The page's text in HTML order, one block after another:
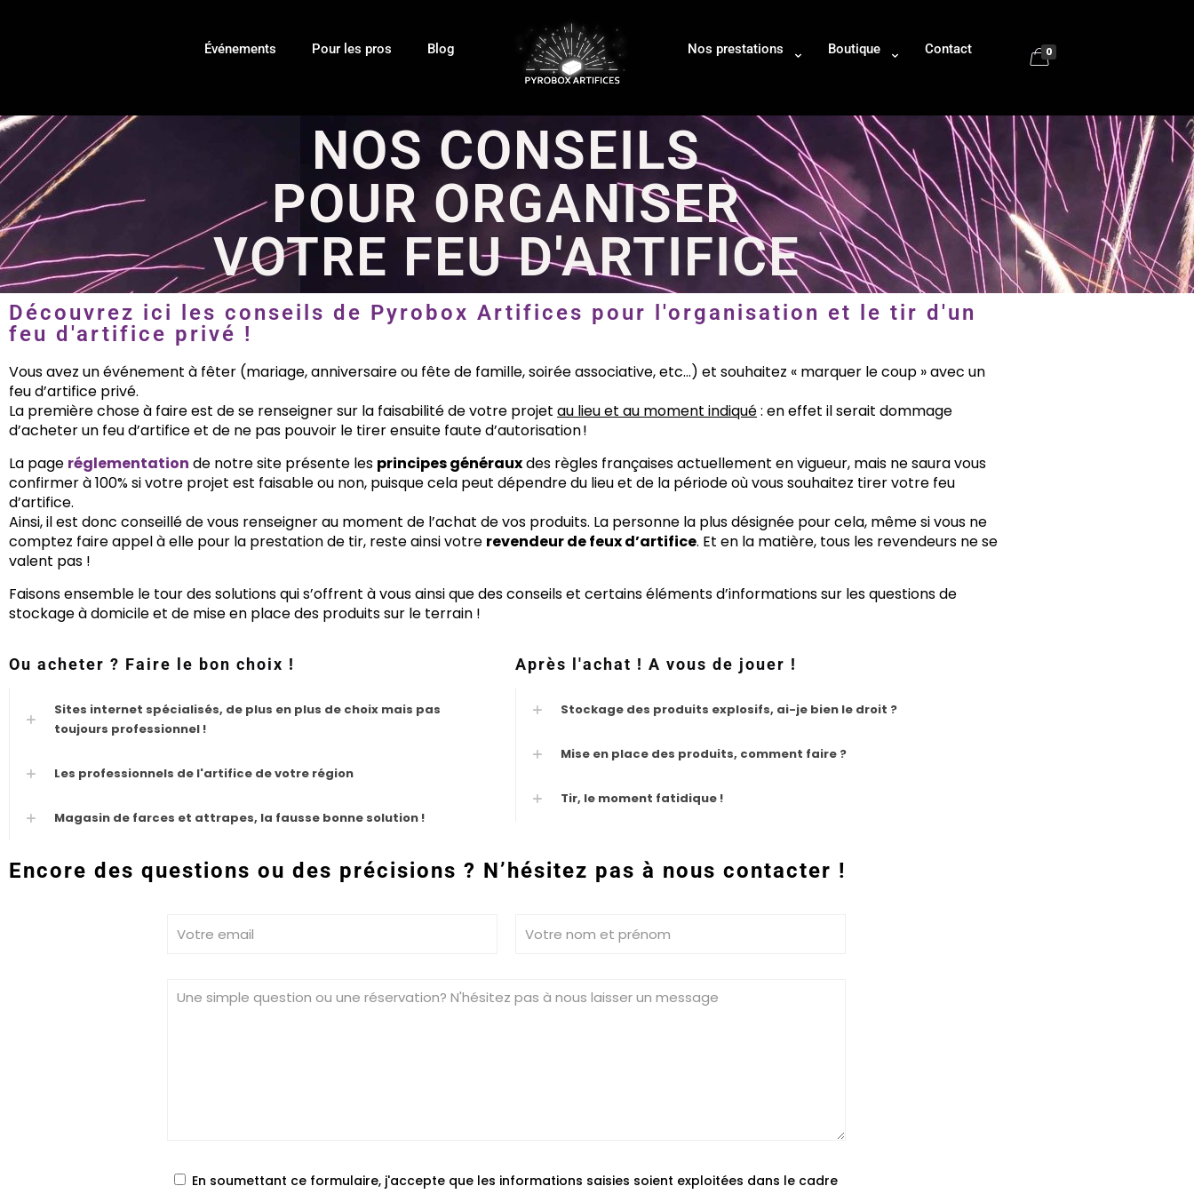
Événements Pour les pros Blog Nos prestations Boutique Contact 0
NOS CONSEILS
POUR ORGANISER
VOTRE FEU D'ARTIFICE
Découvrez ici les conseils de Pyrobox Artifices pour l'organisation et le tir d'un
feu d'artifice privé !
Vous avez un événement à fêter (mariage, anniversaire ou fête de famille, soirée associative, etc…) et souhaitez « marquer le coup » avec un
feu d’artifice privé.
La première chose à faire est de se renseigner sur la faisabilité de votre projet au lieu et au moment indiqué: en effet il serait dommage
d’acheter un feu d’artifice et de ne pas pouvoir le tirer ensuite faute d’autorisation !
La page réglementation de notre site présente les principes générauxdes règles françaises actuellement en vigueur, mais ne saura vous
confirmer à 100% si votre projet est faisable ou non, puisque cela peut dépendre du lieu et de la période où vous souhaitez tirer votre feu
d’artifice.
Ainsi, il est donc conseillé de vous renseigner au moment de l’achat de vos produits. La personne la plus désignée pour cela, même si vous ne
comptez faire appel à elle pour la prestation de tir, reste ainsi votre revendeur de feux d’artifice. Et en la matière, tous les revendeurs ne se
valent pas !
Faisons ensemble le tour des solutions qui s’offrent à vous ainsi que des conseils et certains éléments d’informations sur les questions de
stockage à domicile et de mise en place des produits sur le terrain !
Ou acheter ? Faire le bon choix !
Sites internet spécialisés, de plus en plus de choix mais pas
toujours professionnel !
Les professionnels de l'artifice de votre région
Magasin de farces et attrapes, la fausse bonne solution !
Après l'achat ! A vous de jouer !
Stockage des produits explosifs, ai-je bien le droit ?
Mise en place des produits, comment faire ?
Tir, le moment fatidique !
Encore des questions ou des précisions ? N’hésitez pas à nous contacter !
En soumettant ce formulaire, j'accepte que les informations saisies soient exploitées dans le cadre